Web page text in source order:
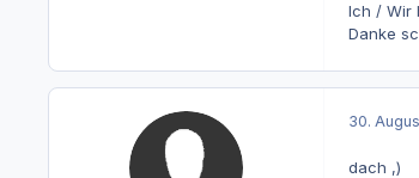
Ich / Wir
Danke
30.
dach ,)